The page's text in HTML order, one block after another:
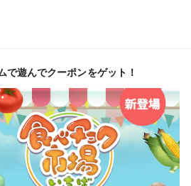
で遊んでクーポンをゲット！